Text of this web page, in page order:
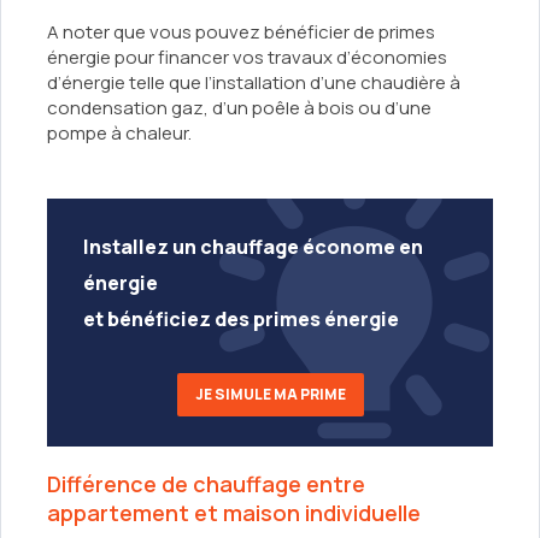
A noter que vous pouvez bénéficier de primes
énergie pour financer vos travaux d’économies
d’énergie telle que l’installation d’une chaudière à
condensation gaz, d’un poêle à bois ou d’une
pompe à chaleur.
Installez un chauffage économe en
énergie
et bénéficiez des primes énergie
JE SIMULE MA PRIME
Différence de chauffage entre
appartement et maison individuelle